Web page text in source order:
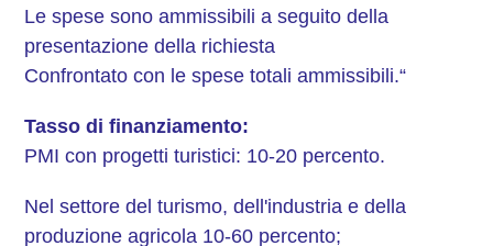
Le spese sono ammissibili a seguito della
presentazione della richiesta
Confrontato con le spese totali ammissibili.“
Tasso di finanziamento:
PMI con progetti turistici: 10-20 percento.
Nel settore del turismo, dell'industria e della
produzione agricola 10-60 percento;